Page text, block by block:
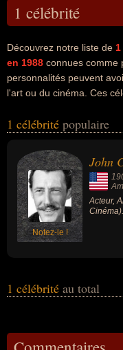
1 célébrité
Découvrez notre liste de 1
en 1988 connues comme
personnalités peuvent
l'art ou du cinéma. Ces
nationalités au moment
1 célébrité populaire
Notez-le !
John
Acteur,
Cinéma).
1 célébrité au total